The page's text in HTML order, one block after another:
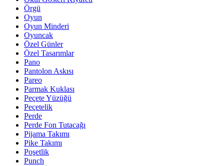
Örgü
Oyun
Oyun Minderi
Oyuncak
Özel Günler
Özel Tasarımlar
Pano
Pantolon Askısı
Pareo
Parmak Kuklası
Peçete Yüzüğü
Peçetelik
Perde
Perde Fon Tutacağı
Pijama Takımı
Pike Takımı
Poşetlik
Punch